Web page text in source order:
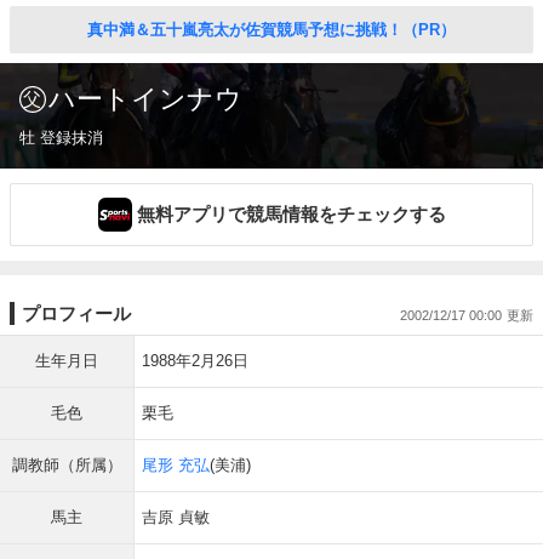
真中満＆五十嵐亮太が佐賀競馬予想に挑戦！（PR）
ハートインナウ
牡 登録抹消
無料アプリで競馬情報をチェックする
プロフィール 2002/12/17 00:00
生年月日 1988年2月26日
毛色 栗毛
調教師（所属） 尾形 充弘(美浦)
馬主 吉原 貞敏